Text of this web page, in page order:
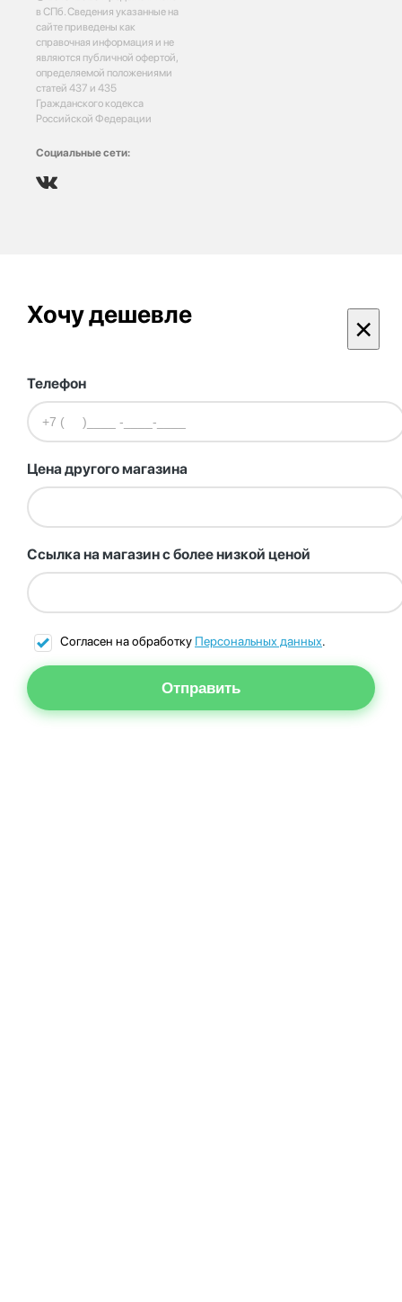
в СПб. Сведения указанные на
сайте приведены как
справочная информация и не
являются публичной офертой,
определяемой положениями
статей 437 и 435
Гражданского кодекса
Российской Федерации
Социальные сети:
Хочу дешевле ×
Телефон
Цена другого магазина
Ссылка на магазин с более низкой ценой
Согласен на обработку Персональных данных.
Отправить